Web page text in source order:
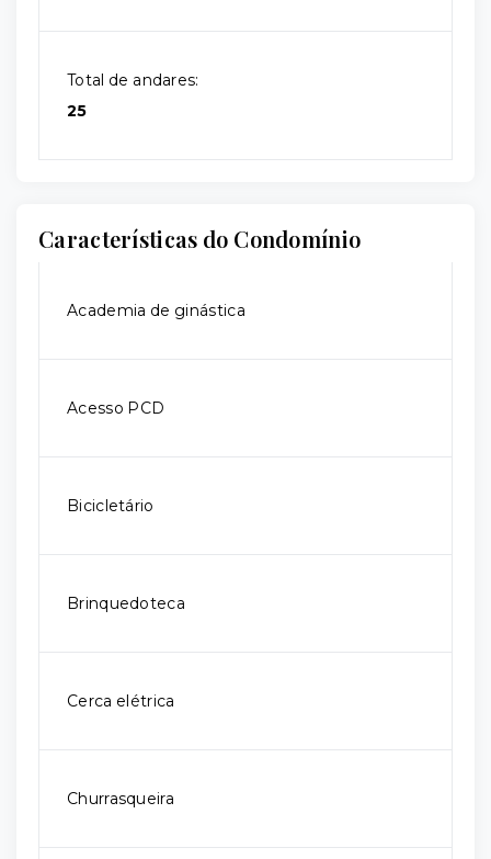
Total de andares:
25
Características do Condomínio
Academia de ginástica
Acesso PCD
Bicicletário
Brinquedoteca
Cerca elétrica
Churrasqueira